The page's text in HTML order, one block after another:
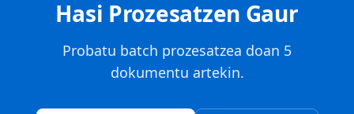
Hasi Prozesatzen Gaur
Probatu batch prozesatzea doan 5
dokumentu artekin.